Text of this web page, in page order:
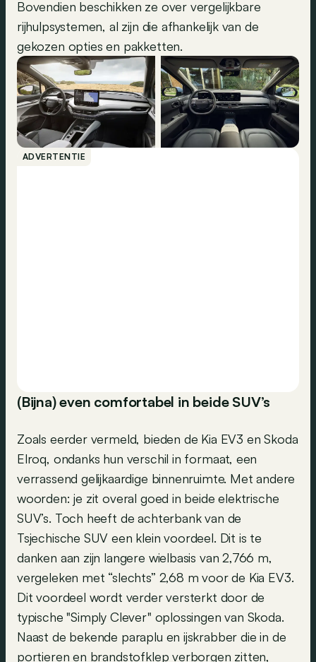
Bovendien beschikken ze over vergelijkbare
rijhulpsystemen, al zijn die afhankelijk van de
gekozen opties en pakketten.
ADVERTENTIE
(Bijna) even comfortabel in beide SUV’s
Zoals eerder vermeld, bieden de Kia EV3 en Skoda
Elroq, ondanks hun verschil in formaat, een
verrassend gelijkaardige binnenruimte. Met andere
woorden: je zit overal goed in beide elektrische
SUV’s. Toch heeft de achterbank van de
Tsjechische SUV een klein voordeel. Dit is te
danken aan zijn langere wielbasis van 2,766 m,
vergeleken met “slechts” 2,68 m voor de Kia EV3.
Dit voordeel wordt verder versterkt door de
typische "Simply Clever" oplossingen van Skoda.
Naast de bekende paraplu en ijskrabber die in de
portieren en brandstofklep verborgen zitten,